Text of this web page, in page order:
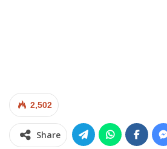
2,502
Share